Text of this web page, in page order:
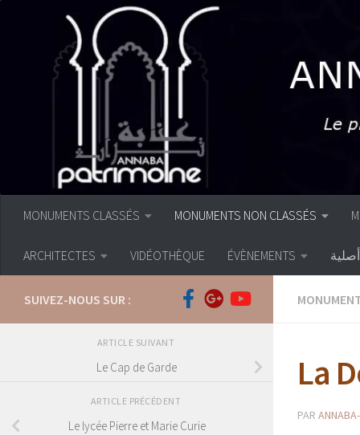
Skip to content
MONUMENTS CLASSÉS MONUMENTS NON CLASSÉS
ARCHITECTES VIDÉOTHÈQUE ÉVÈNEMENTS
La
PAR
SUIVEZ-NOUS SUR :
ARTICLE SUIVANT
Le Cap de Garde
ARTICLE PRÉCÉDENT
Le lycée Pierre et Marie Curie